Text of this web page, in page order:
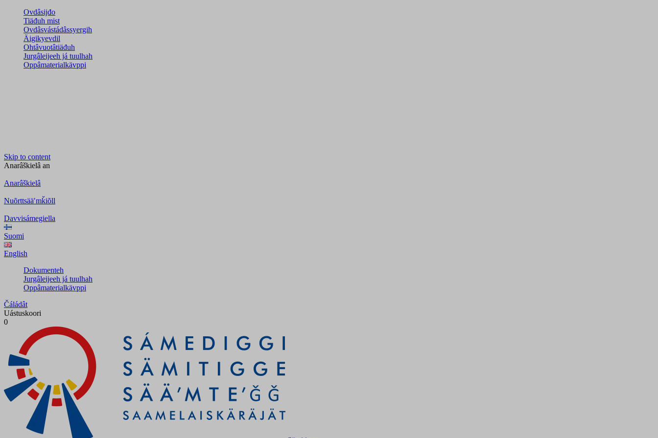
Ovdâsijđo
Tiäđuh mist
Ovdâsvástádâssyergih
Äigikyevdil
Ohtâvuotâtiäđuh
Jurgâleijeeh já tuulhah
Oppâmaterialkävppi
Skip to content
Anarâškielâ an
Anarâškielâ
Nuõrttsääʹmǩiõll
Davvisámegiella
Suomi
English
Dokumenteh
Jurgâleijeeh já tuulhah
Oppâmaterialkävppi
Čáládât
Uástuskoori
0